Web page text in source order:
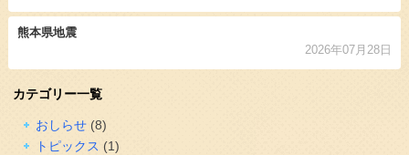
熊本県地震
2026年07月28日
カテゴリー一覧
おしらせ(8)
トピックス (1)